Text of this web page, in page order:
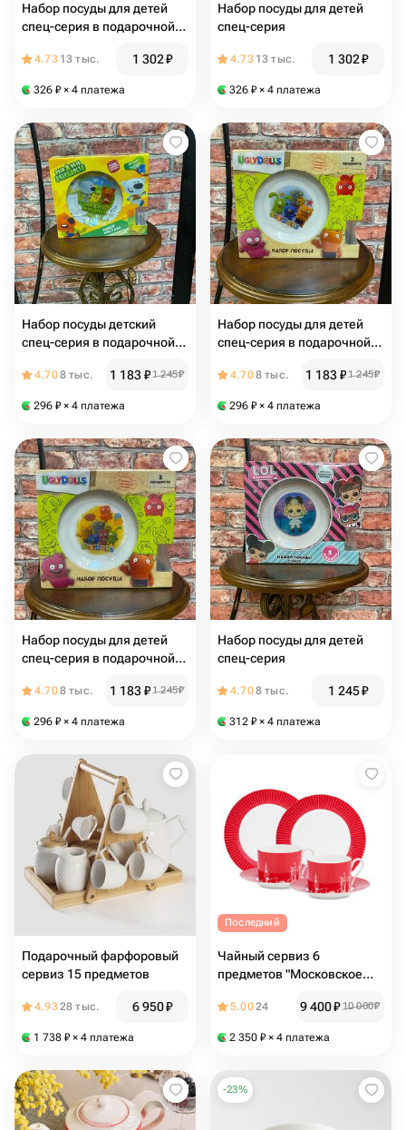
Набор посуды для детей
спец-серия в подарочной
4.73 13 тыс. 1 302₽
326 ₽ × 4 платежа
Набор посуды для детей
спец-серия
4.73 13 тыс. 1 302₽
326 ₽ × 4 платежа
Набор посуды детский
спец-серия в подарочной
4.708 тыс. 1 183₽1 245₽
296 ₽ × 4 платежа
Набор посуды для детей
спец-серия в подарочной
4.708 тыс. 1 183₽1 245₽
296 ₽ × 4 платежа
Набор посуды для детей
спец-серия в подарочной
4.708 тыс. 1 183₽1 245₽
296 ₽ × 4 платежа
Набор посуды для детей
спец-серия
4.708 тыс. 1 245₽
312 ₽ × 4 платежа
Подарочный фарфоровый
сервиз 15 предметов
4.9328 тыс. 6 950₽
1 738 ₽ × 4 платежа
Последний
Чайный сервиз 6
предметов "Московское
упаковке
5.0024 9 400₽ 10 000₽
2 350 ₽ × 4 платежа
-23%